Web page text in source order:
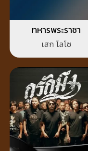
ทหารพระราชา
เสก โลโซ